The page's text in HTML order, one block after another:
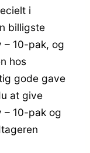
i
billigste
– 10-pak, og
hos
gode gave
at give
– 10-pak og